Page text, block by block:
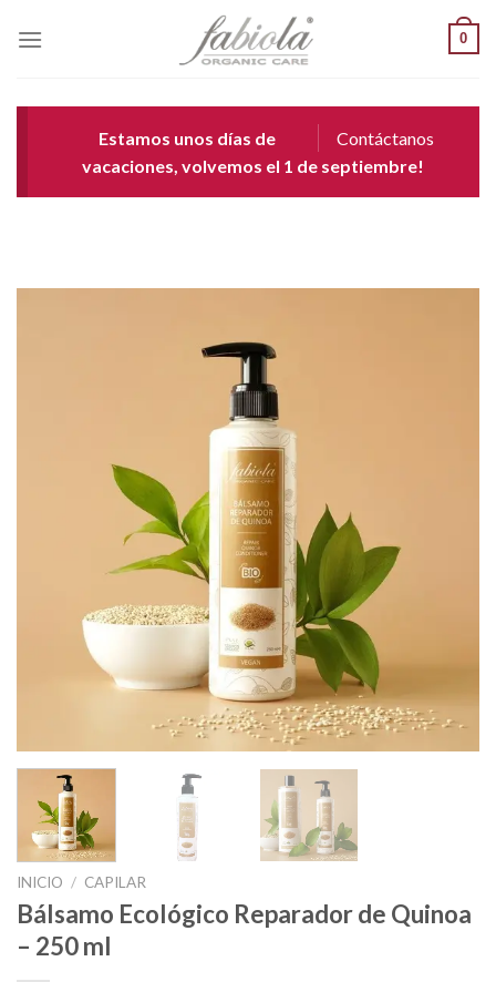
0
Contáctanos
Estamos unos días de
vacaciones, volvemos el 1 de septiembre!
INICIO / CAPILAR
Bálsamo Ecológico Reparador de Quinoa
– 250 ml